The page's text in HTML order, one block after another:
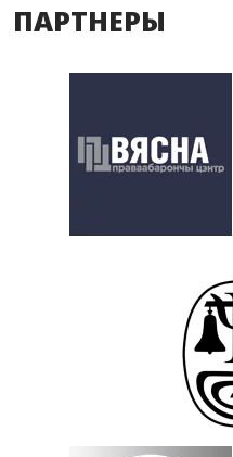
ПАРТНЕРЫ